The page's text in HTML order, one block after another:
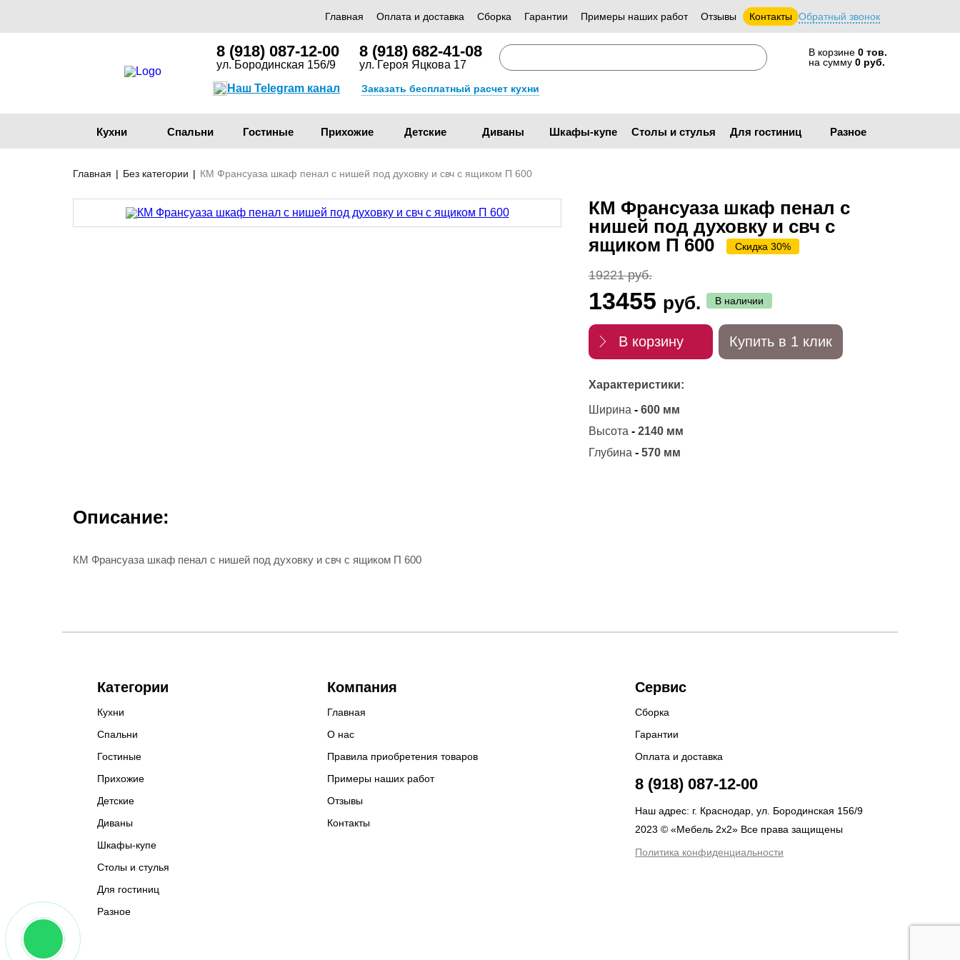
Главная Оплата и доставка Сборка Гарантии Примеры наших работ Отзывы Контакты Обратный звонок
8 (918) 087-12-00
ул. Бородинская 156/9
8 (918) 682-41-08
ул. Героя Яцкова 17
В корзине 0 тов.
на сумму 0 руб.
Наш Telegram канал Заказать бесплатный расчет кухни
Кухни Спальни Гостиные Прихожие Детские Диваны Шкафы-купе Столы и стулья Для гостиниц Разное
Главная | Без категории | КМ Франсуаза шкаф пенал с нишей под духовку и свч с ящиком П 600
КМ Франсуаза шкаф пенал с
нишей под духовку и свч с
ящиком П 600
Скидка 30%
19221 руб.
13455 руб. В наличии
В корзину Купить в 1 клик
Характеристики:
Ширина - 600 мм
Высота - 2140 мм
Глубина - 570 мм
Описание:
КМ Франсуаза шкаф пенал с нишей под духовку и свч с ящиком П 600
Категории
Кухни
Спальни
Гостиные
Прихожие
Детские
Диваны
Шкафы-купе
Столы и стулья
Для гостиниц
Разное
Компания
Главная
О нас
Правила приобретения товаров
Примеры наших работ
Отзывы
Контакты
Сервис
Сборка
Гарантии
Оплата и доставка
8 (918) 087-12-00
Наш адрес: г. Краснодар, ул. Бородинская 156/9
2023 © «Мебель 2x2» Все права защищены
Политика конфиденциальности